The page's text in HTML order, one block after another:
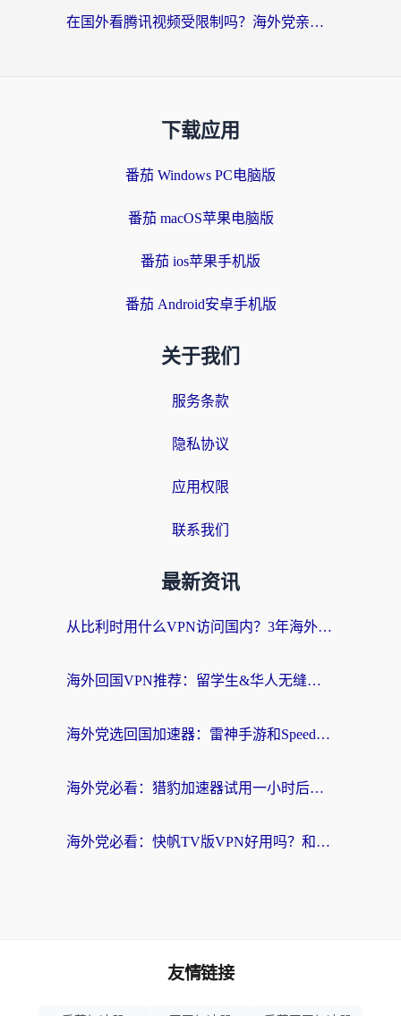
在国外看腾讯视频受限制吗？海外党亲测有效的回国加速器选择指南
下载应用
番茄 Windows PC电脑版
番茄 macOS苹果电脑版
番茄 ios苹果手机版
番茄 Android安卓手机版
关于我们
服务条款
隐私协议
应用权限
联系我们
最新资讯
从比利时用什么VPN访问国内？3年海外党亲测有效的无缝回国上网指南
海外回国VPN推荐：留学生&华人无缝访问国内资源的实用指南
海外党选回国加速器：雷神手游和SpeedCN哪个好？附避坑指南
海外党必看：猎豹加速器试用一小时后，我终于找到无缝访问国内资源的正确姿势
海外党必看：快帆TV版VPN好用吗？和畅游VPN对比哪个回国效果更好？附实用选择指南
友情链接